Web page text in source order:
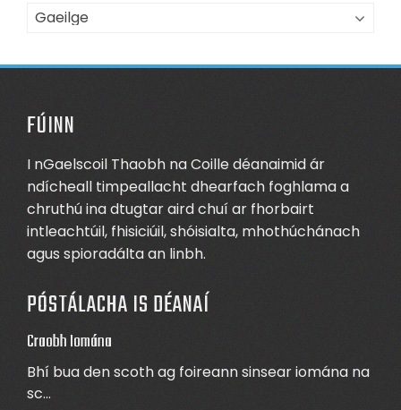
FÚINN
I nGaelscoil Thaobh na Coille déanaimid ár
ndícheall timpeallacht dhearfach foghlama a
chruthú ina dtugtar aird chuí ar fhorbairt
intleachtúil, fhisiciúil, shóisialta, mhothúchánach
agus spioradálta an linbh.
PÓSTÁLACHA IS DÉANAÍ
Craobh Iomána
Bhí bua den scoth ag foireann sinsear iomána na
sc...